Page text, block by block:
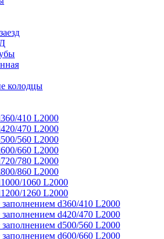
колодцы
410 L2000
470 L2000
560 L2000
660 L2000
780 L2000
860 L2000
1060 L2000
1260 L2000
d360/410 L2000
d420/470 L2000
d500/560 L2000
d600/660 L2000